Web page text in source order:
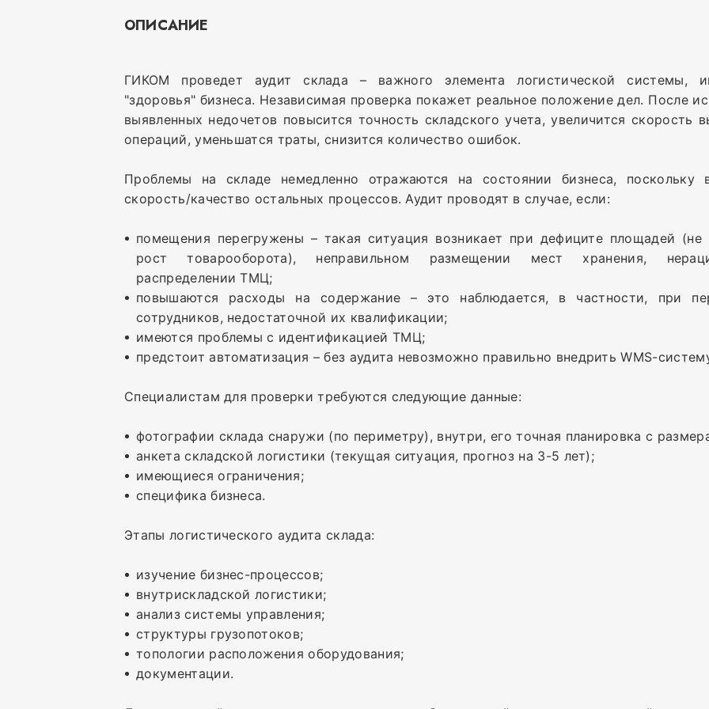
ОПИСАНИЕ
ГИКОМ проведет аудит склада – важного элемента логистической системы,
"здоровья" бизнеса. Независимая проверка покажет реальное положение дел. После
выявленных недочетов повысится точность складского учета, увеличится скорость
операций, уменьшатся траты, снизится количество ошибок.
Проблемы на складе немедленно отражаются на состоянии бизнеса, поскольку
скорость/качество остальных процессов. Аудит проводят в случае, если:
помещения перегружены – такая ситуация возникает при дефиците площадей (не
рост товарооборота), неправильном размещении мест хранения,
распределении ТМЦ;
повышаются расходы на содержание – это наблюдается, в частности, при
сотрудников, недостаточной их квалификации;
имеются проблемы с идентификацией ТМЦ;
предстоит автоматизация – без аудита невозможно правильно внедрить WMS-
Специалистам для проверки требуются следующие данные:
фотографии склада снаружи (по периметру), внутри, его точная планировка с
анкета складской логистики (текущая ситуация, прогноз на 3-5 лет);
имеющиеся ограничения;
специфика бизнеса.
Этапы логистического аудита склада:
изучение бизнес-процессов;
внутрискладской логистики;
анализ системы управления;
структуры грузопотоков;
топологии расположения оборудования;
документации.